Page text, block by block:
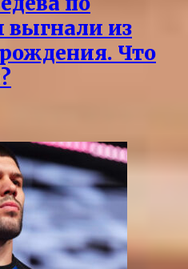
выгнали из
Что